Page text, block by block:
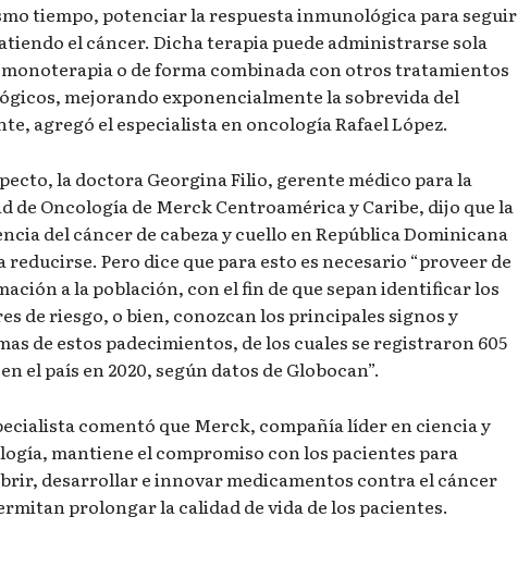
tiempo, potenciar la respuesta inmunológica para seguir
el cáncer. Dicha terapia puede administrarse sola
o de forma combinada con otros tratamientos
mejorando exponencialmente la sobrevida del
agregó el especialista en oncología Rafael López.
la doctora Georgina Filio, gerente médico para la
de Oncología de Merck Centroamérica y Caribe, dijo que la
del cáncer de cabeza y cuello en República Dominicana
reducirse. Pero dice que para esto es necesario “proveer de
a la población, con el fin de que sepan identificar los
de riesgo, o bien, conozcan los principales signos y
de estos padecimientos, de los cuales se registraron 605
el país en 2020, según datos de Globocan”.
comentó que Merck, compañía líder en ciencia y
mantiene el compromiso con los pacientes para
desarrollar e innovar medicamentos contra el cáncer
prolongar la calidad de vida de los pacientes.